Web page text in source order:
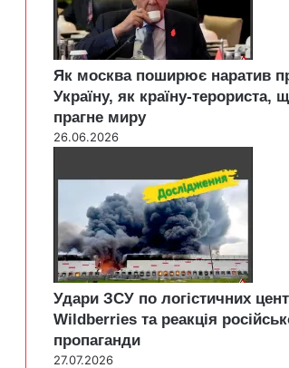
Як москва поширює наратив
Україну, як країну-терориста,
прагне миру
26.06.2026
Удари ЗСУ по логістичних
Wildberries та реакція
пропаганди
27.07.2026